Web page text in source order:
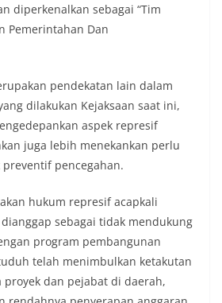
diperkenalkan sebagai “Tim
Pemerintahan Dan
pendekatan lain dalam
dilakukan Kejaksaan saat ini,
aspek represif
juga lebih menekankan perlu
pencegahan.
hukum represif acapkali
sebagai tidak mendukung
program pembangunan
telah menimbulkan ketakutan
dan pejabat di daerah,